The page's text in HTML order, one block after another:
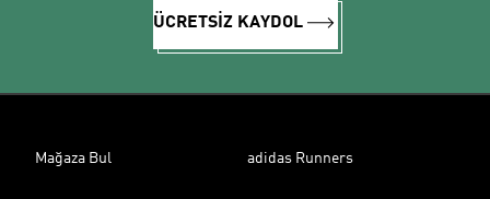
ÜCRETSİZ KAYDOL
Mağaza Bul adidas Runners